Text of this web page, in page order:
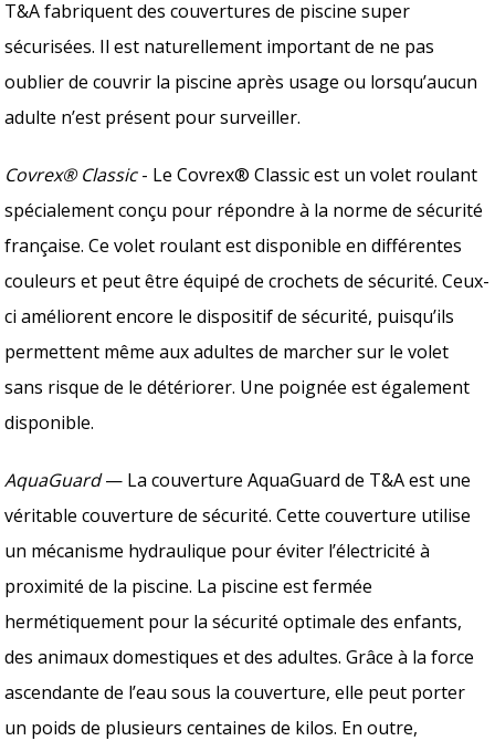
T&A fabriquent des couvertures de piscine super
sécurisées. Il est naturellement important de ne pas
oublier de couvrir la piscine après usage ou lorsqu’aucun
adulte n’est présent pour surveiller.
Covrex® Classic- Le Covrex® Classic est un volet roulant
spécialement conçu pour répondre à la norme de sécurité
française. Ce volet roulant est disponible en différentes
couleurs et peut être équipé de crochets de sécurité. Ceux-
ci améliorent encore le dispositif de sécurité, puisqu’ils
permettent même aux adultes de marcher sur le volet
sans risque de le détériorer. Une poignée est également
disponible.
AquaGuard— La couverture AquaGuard de T&A est une
véritable couverture de sécurité. Cette couverture utilise
un mécanisme hydraulique pour éviter l’électricité à
proximité de la piscine. La piscine est fermée
hermétiquement pour la sécurité optimale des enfants,
des animaux domestiques et des adultes. Grâce à la force
ascendante de l’eau sous la couverture, elle peut porter
un poids de plusieurs centaines de kilos. En outre,